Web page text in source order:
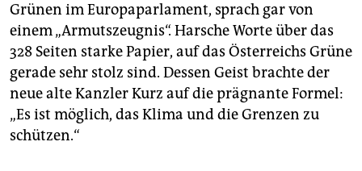
Grünen im Europaparlament, sprach gar von
einem „Armutszeugnis“. Harsche Worte über das
328 Seiten starke Papier, auf das Österreichs Grüne
gerade sehr stolz sind. Dessen Geist brachte der
neue alte Kanzler Kurz auf die prägnante Formel:
„Es ist möglich, das Klima und die Grenzen zu
schützen.“